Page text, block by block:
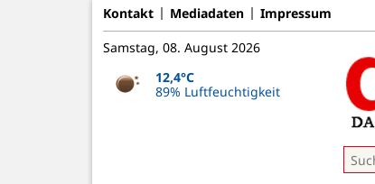
Kontakt Mediadaten Impressum
Samstag, 08. August 2026
12,4°C
89% Luftfeuchtigkeit